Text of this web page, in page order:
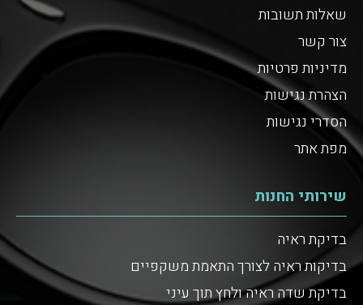
שאלות תשובות
צור קשר
מדיניות פרטיות
הצהרת נגישות
הסדרי נגישות
מפת אתר
שירותי החנות
בדיקת ראיה
בדיקות ראיה לצורך התאמת משקפיים
בדיקת שדה ראיה ולחץ תוך עיני